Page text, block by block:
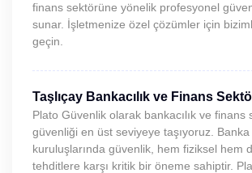
finans sektörüne yönelik profesyonel
sunar. İşletmenize özel çözümler için
geçin.
Taşlıçay Bankacılık ve Finans
Plato Güvenlik olarak bankacılık ve finans
güvenliği en üst seviyeye taşıyoruz.
kuruluşlarında güvenlik, hem fiziksel hem
tehditlere karşı kritik bir öneme sahiptir.